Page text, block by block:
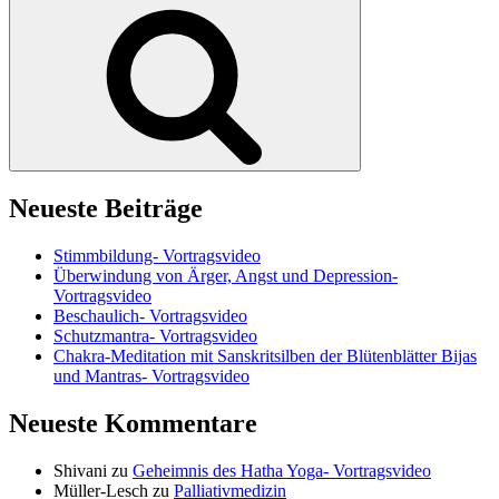
Neueste Beiträge
Stimmbildung- Vortragsvideo
Überwindung von Ärger, Angst und Depression-
Vortragsvideo
Beschaulich- Vortragsvideo
Schutzmantra- Vortragsvideo
Chakra-Meditation mit Sanskritsilben der Blütenblätter Bijas
und Mantras- Vortragsvideo
Neueste Kommentare
Shivani zu Geheimnis des Hatha Yoga- Vortragsvideo
Müller-Lesch zu Palliativmedizin